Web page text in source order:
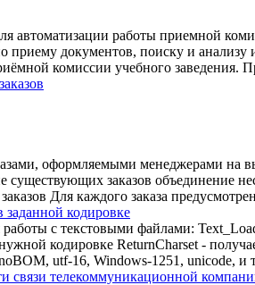
работы приемной
приему документов, поиску и
комиссии учебного
оформляемыми менеджерами
существующих заказов объединение
Для каждого заказа
заданной кодировке
с текстовыми файлами:
кодировке ReturnCharset -
utf-16, Windows-1251, unicode,
связи телекоммуникационной